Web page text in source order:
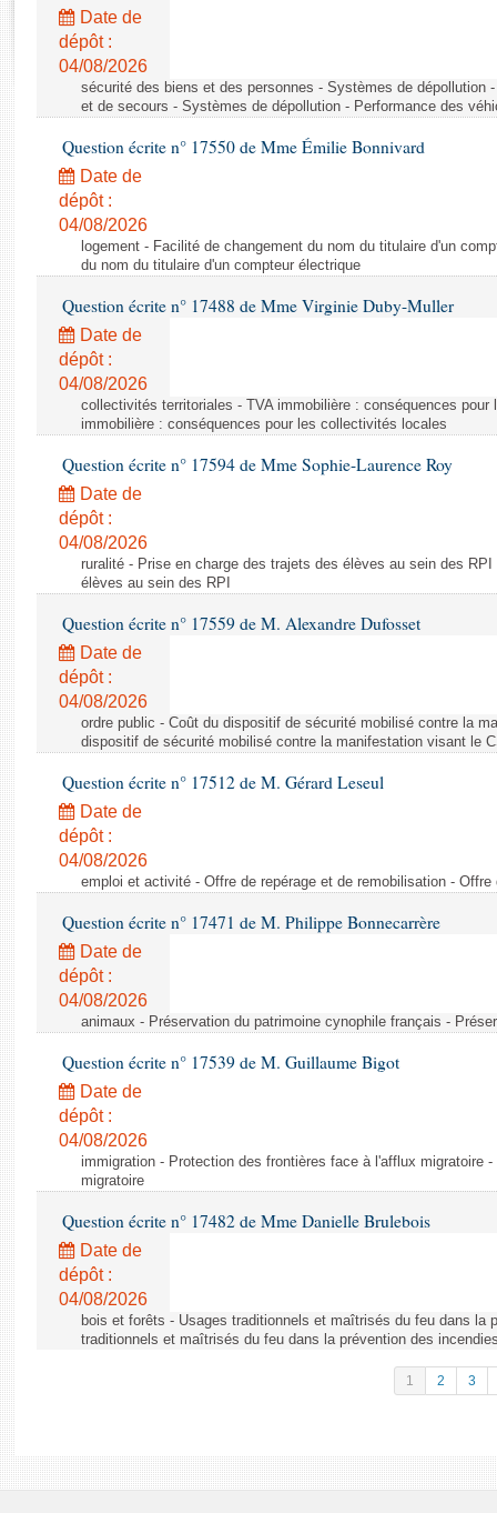
Rapports législatifs
Rapports sur l'application des lois
Baromètre de l’application des lois
Dossiers législatifs
Budget et sécurité sociale
Questions écrites et orales
Comptes rendus des débats
Date de
dépôt :
04/08/2026
sécurité des biens et des personnes - Systèmes de dépollution
et de secours - Systèmes de dépollution - Performance des
Question écrite n° 17550 de Mme Émilie Bonnivard
Date de
dépôt :
04/08/2026
logement - Facilité de changement du nom du titulaire d'un
du nom du titulaire d'un compteur électrique
Question écrite n° 17488 de Mme Virginie Duby-Muller
Date de
dépôt :
04/08/2026
collectivités territoriales - TVA immobilière : conséquences
immobilière : conséquences pour les collectivités locales
Question écrite n° 17594 de Mme Sophie-Laurence Roy
Date de
dépôt :
04/08/2026
ruralité - Prise en charge des trajets des élèves au sein des
élèves au sein des RPI
Question écrite n° 17559 de M. Alexandre Dufosset
Date de
dépôt :
04/08/2026
ordre public - Coût du dispositif de sécurité mobilisé contre la
dispositif de sécurité mobilisé contre la manifestation visant le
Question écrite n° 17512 de M. Gérard Leseul
Date de
dépôt :
04/08/2026
emploi et activité - Offre de repérage et de remobilisation -
Question écrite n° 17471 de M. Philippe Bonnecarrère
Date de
dépôt :
04/08/2026
animaux - Préservation du patrimoine cynophile français -
Question écrite n° 17539 de M. Guillaume Bigot
Date de
dépôt :
04/08/2026
immigration - Protection des frontières face à l'afflux migratoire
migratoire
Question écrite n° 17482 de Mme Danielle Brulebois
Date de
dépôt :
04/08/2026
bois et forêts - Usages traditionnels et maîtrisés du feu dans la
traditionnels et maîtrisés du feu dans la prévention des
1 2 3